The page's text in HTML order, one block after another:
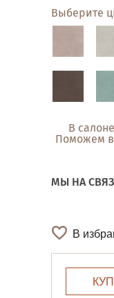
Выберите
В
Поможем
МЫ НА
В